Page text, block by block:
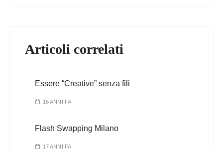
Articoli correlati
Essere “Creative” senza fili
16 ANNI FA
Flash Swapping Milano
17 ANNI FA